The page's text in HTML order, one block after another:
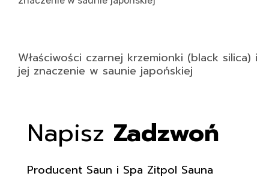
Właściwości czarnej krzemionki (black silica) i
jej znaczenie w saunie japońskiej
Napisz Zadzwoń
Producent Saun i Spa Zitpol Sauna